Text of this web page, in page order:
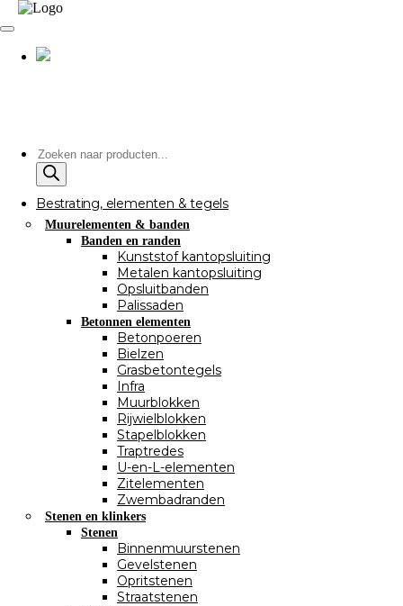
Producten
zoeken
Bestrating, elementen & tegels
Muurelementen & banden
Banden en randen
Kunststof kantopsluiting
Metalen kantopsluiting
Opsluitbanden
Palissaden
Betonnen elementen
Betonpoeren
Bielzen
Grasbetontegels
Infra
Muurblokken
Rijwielblokken
Stapelblokken
Traptredes
U-en-L-elementen
Zitelementen
Zwembadranden
Stenen en klinkers
Stenen
Binnenmuurstenen
Gevelstenen
Opritstenen
Straatstenen